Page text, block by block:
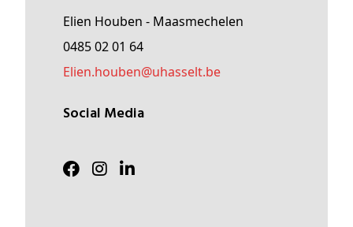
Elien Houben - Maasmechelen
0485 02 01 64
Elien.houben@uhasselt.be
Social Media